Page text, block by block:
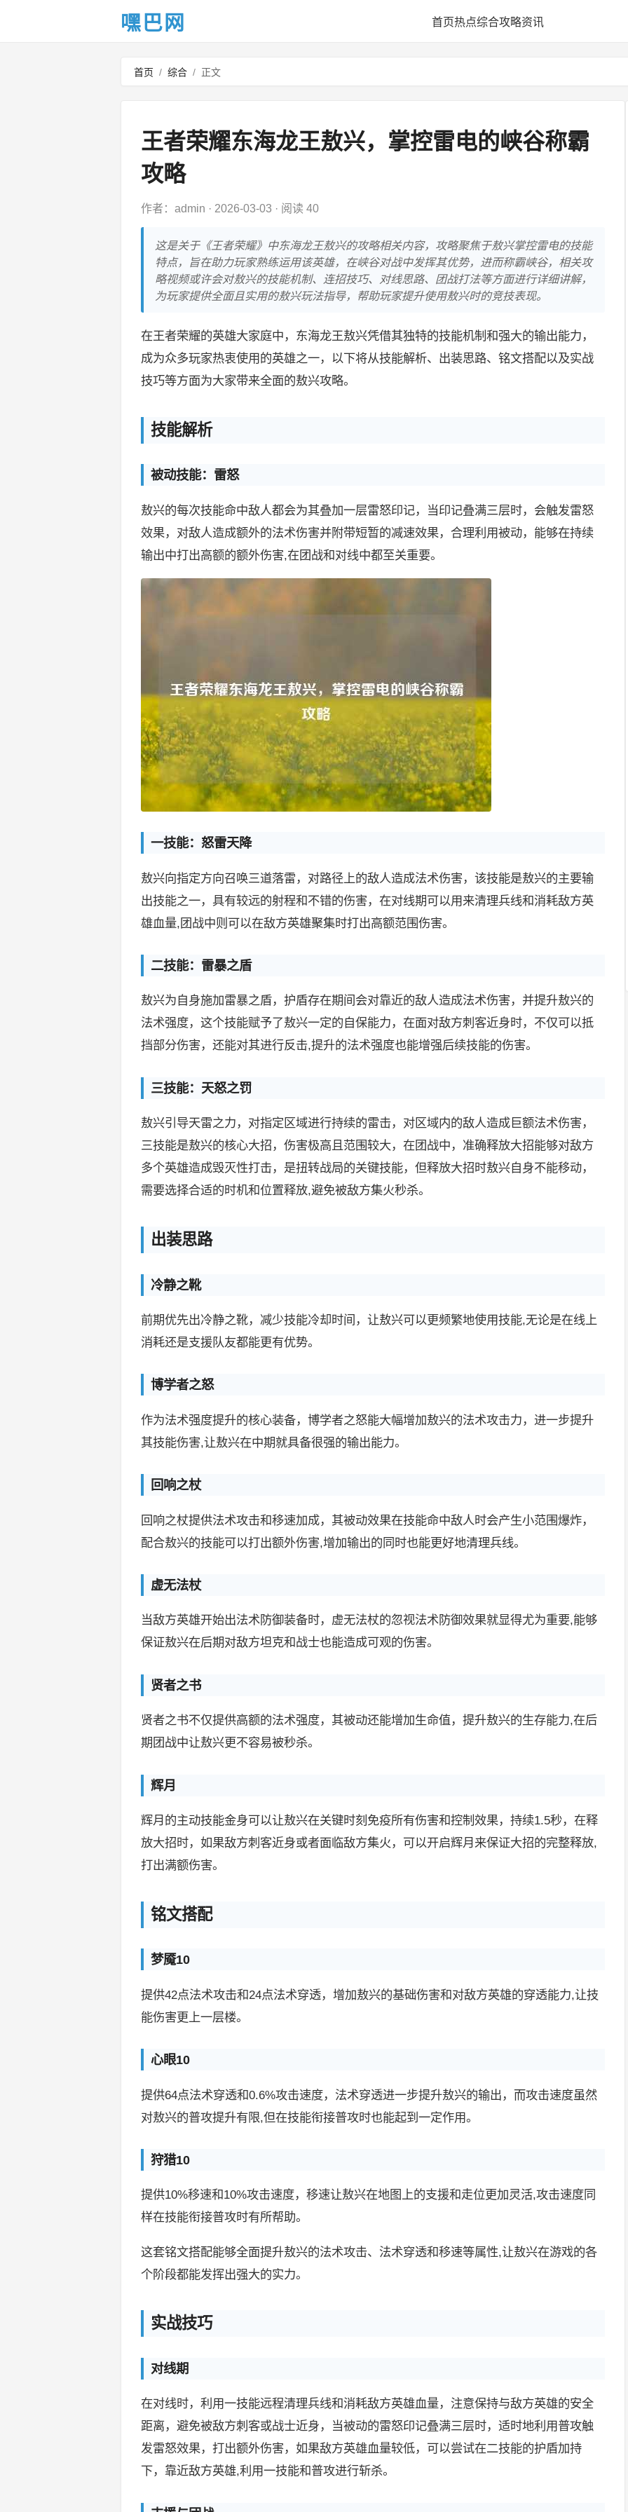
嘿巴网 首页热点综合攻略资讯
首页 / 综合 / 正文
王者荣耀东海龙王敖兴，掌控雷电的峡谷称霸
攻略
作者：admin · 2026-03-03 · 阅读 40
这是关于《王者荣耀》中东海龙王敖兴的攻略相关内容，攻略聚焦于敖兴掌控雷电的技能
特点，旨在助力玩家熟练运用该英雄，在峡谷对战中发挥其优势，进而称霸峡谷，相关攻
略视频或许会对敖兴的技能机制、连招技巧、对线思路、团战打法等方面进行详细讲解，
为玩家提供全面且实用的敖兴玩法指导，帮助玩家提升使用敖兴时的竞技表现。
在王者荣耀的英雄大家庭中，东海龙王敖兴凭借其独特的技能机制和强大的输出能力，
成为众多玩家热衷使用的英雄之一，以下将从技能解析、出装思路、铭文搭配以及实战
技巧等方面为大家带来全面的敖兴攻略。
技能解析
被动技能：雷怒
敖兴的每次技能命中敌人都会为其叠加一层雷怒印记，当印记叠满三层时，会触发雷怒
效果，对敌人造成额外的法术伤害并附带短暂的减速效果，合理利用被动，能够在持续
输出中打出高额的额外伤害,在团战和对线中都至关重要。
一技能：怒雷天降
敖兴向指定方向召唤三道落雷，对路径上的敌人造成法术伤害，该技能是敖兴的主要输
出技能之一，具有较远的射程和不错的伤害，在对线期可以用来清理兵线和消耗敌方英
雄血量,团战中则可以在敌方英雄聚集时打出高额范围伤害。
二技能：雷暴之盾
敖兴为自身施加雷暴之盾，护盾存在期间会对靠近的敌人造成法术伤害，并提升敖兴的
法术强度，这个技能赋予了敖兴一定的自保能力，在面对敌方刺客近身时，不仅可以抵
挡部分伤害，还能对其进行反击,提升的法术强度也能增强后续技能的伤害。
三技能：天怒之罚
敖兴引导天雷之力，对指定区域进行持续的雷击，对区域内的敌人造成巨额法术伤害，
三技能是敖兴的核心大招，伤害极高且范围较大，在团战中，准确释放大招能够对敌方
多个英雄造成毁灭性打击，是扭转战局的关键技能，但释放大招时敖兴自身不能移动，
需要选择合适的时机和位置释放,避免被敌方集火秒杀。
出装思路
冷静之靴
前期优先出冷静之靴，减少技能冷却时间，让敖兴可以更频繁地使用技能,无论是在线上
消耗还是支援队友都能更有优势。
博学者之怒
作为法术强度提升的核心装备，博学者之怒能大幅增加敖兴的法术攻击力，进一步提升
其技能伤害,让敖兴在中期就具备很强的输出能力。
回响之杖
回响之杖提供法术攻击和移速加成，其被动效果在技能命中敌人时会产生小范围爆炸，
配合敖兴的技能可以打出额外伤害,增加输出的同时也能更好地清理兵线。
虚无法杖
当敌方英雄开始出法术防御装备时，虚无法杖的忽视法术防御效果就显得尤为重要,能够
保证敖兴在后期对敌方坦克和战士也能造成可观的伤害。
贤者之书
贤者之书不仅提供高额的法术强度，其被动还能增加生命值，提升敖兴的生存能力,在后
期团战中让敖兴更不容易被秒杀。
辉月
辉月的主动技能金身可以让敖兴在关键时刻免疫所有伤害和控制效果，持续1.5秒，在释
放大招时，如果敌方刺客近身或者面临敌方集火，可以开启辉月来保证大招的完整释放,
打出满额伤害。
铭文搭配
梦魇10
提供42点法术攻击和24点法术穿透，增加敖兴的基础伤害和对敌方英雄的穿透能力,让技
能伤害更上一层楼。
心眼10
提供64点法术穿透和0.6%攻击速度，法术穿透进一步提升敖兴的输出，而攻击速度虽然
对敖兴的普攻提升有限,但在技能衔接普攻时也能起到一定作用。
狩猎10
提供10%移速和10%攻击速度，移速让敖兴在地图上的支援和走位更加灵活,攻击速度同
样在技能衔接普攻时有所帮助。
这套铭文搭配能够全面提升敖兴的法术攻击、法术穿透和移速等属性,让敖兴在游戏的各
个阶段都能发挥出强大的实力。
实战技巧
对线期
在对线时，利用一技能远程清理兵线和消耗敌方英雄血量，注意保持与敌方英雄的安全
距离，避免被敌方刺客或战士近身，当被动的雷怒印记叠满三层时，适时地利用普攻触
发雷怒效果，打出额外伤害，如果敌方英雄血量较低，可以尝试在二技能的护盾加持
下，靠近敌方英雄,利用一技能和普攻进行斩杀。